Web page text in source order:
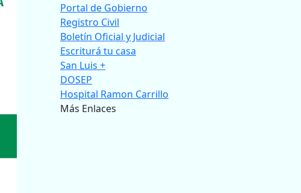
Portal de Gobierno
Registro Civil
Boletín Oficial y Judicial
Escriturá tu casa
San Luis +
DOSEP
Hospital Ramon Carrillo
Más Enlaces